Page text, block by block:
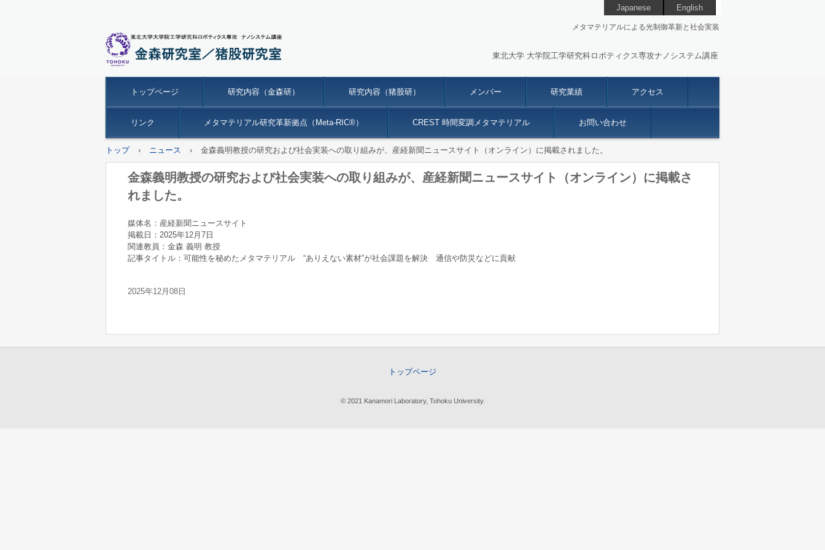
Japanese English
メタマテリアルによる光制御革新と社会実装
東北大学 大学院工学研究科ロボティクス専攻ナノシステム講座
トップページ 研究内容（金森研） 研究内容（猪股研） メンバー 研究業績 アクセス
リンク メタマテリアル研究革新拠点（Meta-RIC®） CREST 時間変調メタマテリアル お問い合わせ
トップ › ニュース › 金森義明教授の研究および社会実装への取り組みが、産経新聞ニュースサイト（オンライン）に掲載されました。
金森義明教授の研究および社会実装への取り組みが、産経新聞ニュースサイト（オンライン）に掲載さ
れました。
媒体名：産経新聞ニュースサイト
掲載日：2025年12月7日
関連教員：金森 義明 教授
記事タイトル：可能性を秘めたメタマテリアル “ありえない素材”が社会課題を解決 通信や防災などに貢献
2025年12月08日
トップページ
© 2021 Kanamori Laboratory, Tohoku University.